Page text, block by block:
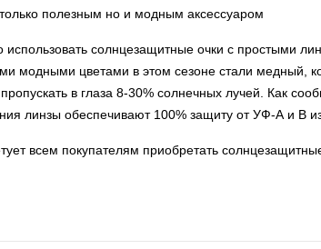
полезным но и модным аксессуаром
солнцезащитные очки с простыми
модными цветами в этом сезоне стали медный,
в глаза 8-30% солнечных лучей. Как
линзы обеспечивают 100% защиту от УФ-А и В
всем покупателям приобретать